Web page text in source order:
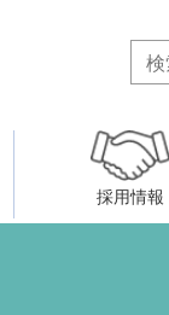
採用情報